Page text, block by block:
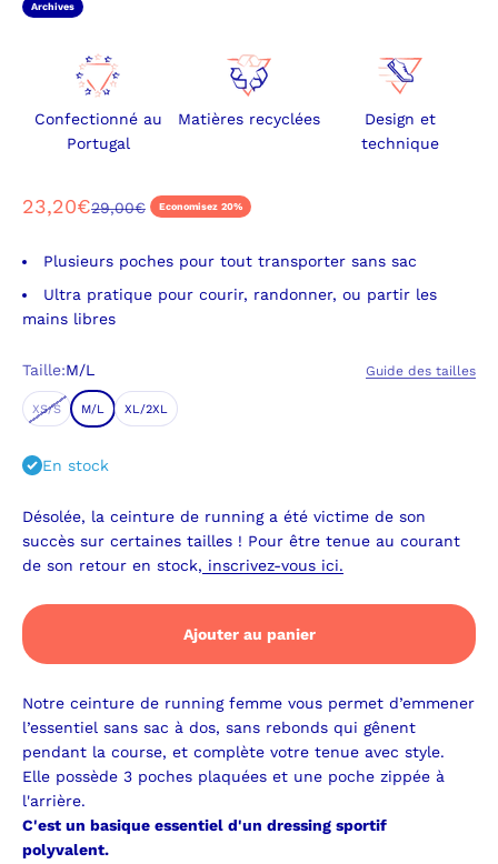
Archives
Confectionné au
Portugal
Matières recyclées
Design et
technique
Prix de vente
23,20€Prix normal
29,00€ Economisez 20%
Plusieurs poches pour tout transporter sans sac
Ultra pratique pour courir, randonner, ou partir les
mains libres
Taille:M/L Guide des tailles
XS/S M/L XL/2XL
En stock
Désolée, la ceinture de running a été victime de son
succès sur certaines tailles ! Pour être tenue au courant
de son retour en stock, inscrivez-vous ici.
Ajouter au panier
Notre ceinture de running femme vous permet d’emmener
l’essentiel sans sac à dos, sans rebonds qui gênent
pendant la course, et complète votre tenue avec style.
Elle possède 3 poches plaquées et une poche zippée à
l'arrière.
C'est un basique essentiel d'un dressing sportif
polyvalent.